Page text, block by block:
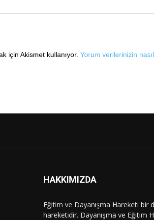
için Akismet kullanıyor. Yorum verilerinizin
HAKKIMIZDA
Eğitim ve Dayanışma Hareketi bir
hareketidir. Dayanışma ve Eğitim